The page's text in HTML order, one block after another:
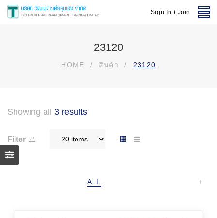
Sign In / Join
23120
HOME / สินค้า / 23120
Showing all 3 results
Filter
ALL +